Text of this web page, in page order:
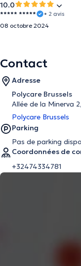
10.0
***** *****
• 2 avis
08 octobre 2024
Contact
Adresse
Polycare Brussels
Allée de la Minerva
Polycare Brussels
Parking
Pas de parking
Coordonnées de
+32474334781